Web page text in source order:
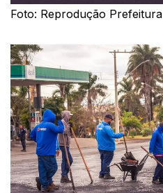
Foto: Reprodução Prefeitura